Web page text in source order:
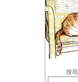
搜